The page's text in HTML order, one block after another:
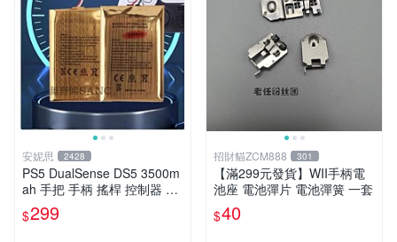
安妮思 2428
PS5 DualSense DS5 3500m
ah 手把 手柄 搖桿 控制器 電
池
$299
招財貓ZCM888 301
【滿299元發貨】WII手柄電
池座 電池彈片 電池彈簧 一套
$40